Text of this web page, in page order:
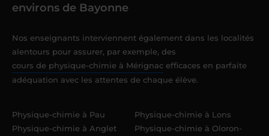
environs de Bayonne
Nos enseignants interviennent également dans les localités
alentours pour assurer, par exemple, des
cours de physique-chimie à Mérignac efficaces en parfaite
adéquation avec les attentes de chaque élève.
Physique-chimie à Pau
Physique-chimie à Anglet
Physique-chimie à Lons
Physique-chimie à Oloron-